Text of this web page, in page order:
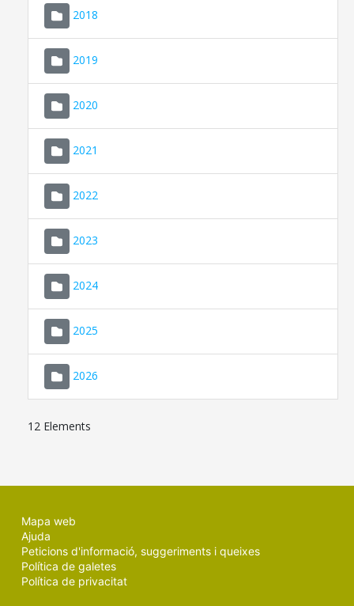
2018
2019
2020
2021
2022
2023
2024
2025
2026
12 Elements
Mapa web
Ajuda
Peticions d'informació, suggeriments i queixes
Política de galetes
Política de privacitat